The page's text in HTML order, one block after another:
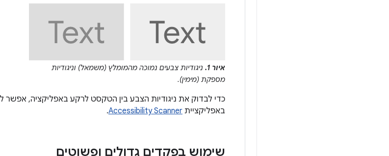
איור 1.
ניגודיות צבעים נמוכה מהמומלץ (משמאל) וניגודיות
מספקת (מימין).
כדי לבדוק את ניגודיות הצבע בין הטקסט לרקע באפליקציה, אפשר
באפליקציית Accessibility Scanner
.
שימוש בפקדים גדולים ופשוטים